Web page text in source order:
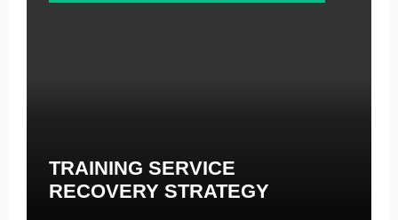
TRAINING SERVICE
RECOVERY STRATEGY